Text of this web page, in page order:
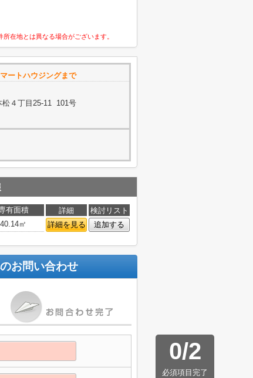
在地とは異なる場合がございます。
ートハウジングまで
松４丁目25-11 101号
有面積 詳細
検討リスト
40.14㎡ 詳細を見る 追加する
お問い合わせ
0/2
必須項目完了